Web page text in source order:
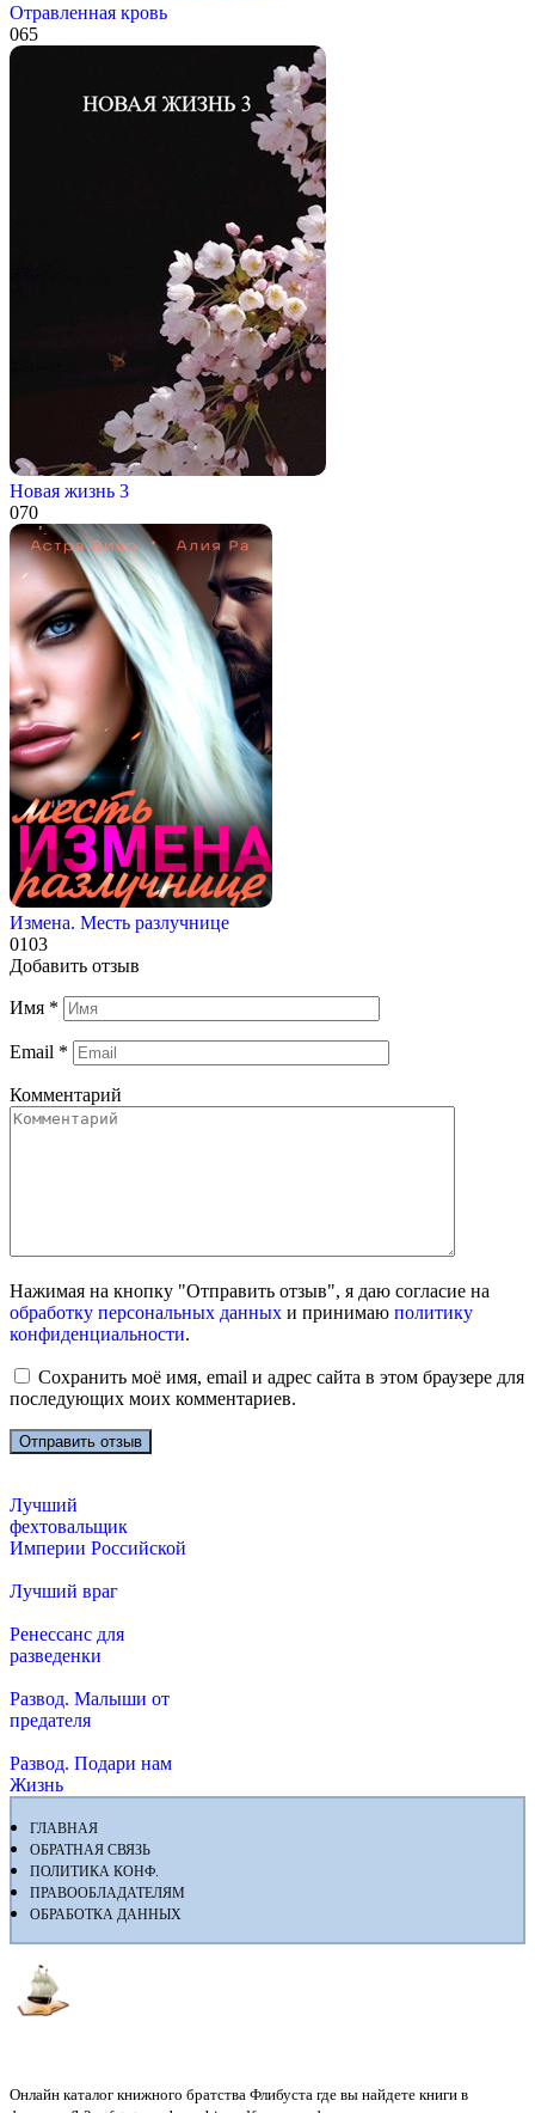
Отравленная кровь
065
Новая жизнь 3
070
Измена. Месть разлучнице
0103
Добавить отзыв
Имя *
Email *
Комментарий
Нажимая на кнопку "Отправить отзыв", я даю согласие на
обработку персональных данных и принимаю политику
конфиденциальности.
Сохранить моё имя, email и адрес сайта в этом браузере для
последующих моих комментариев.
Лучший
фехтовальщик
Империи Российской
Лучший враг
Ренессанс для
разведенки
Развод. Малыши от
предателя
Развод. Подари нам
Жизнь
ГЛАВНАЯ
ОБРАТНАЯ СВЯЗЬ
ПОЛИТИКА КОНФ.
ПРАВООБЛАДАТЕЛЯМ
ОБРАБОТКА ДАННЫХ
Онлайн каталог книжного братства Флибуста где вы найдете книги в